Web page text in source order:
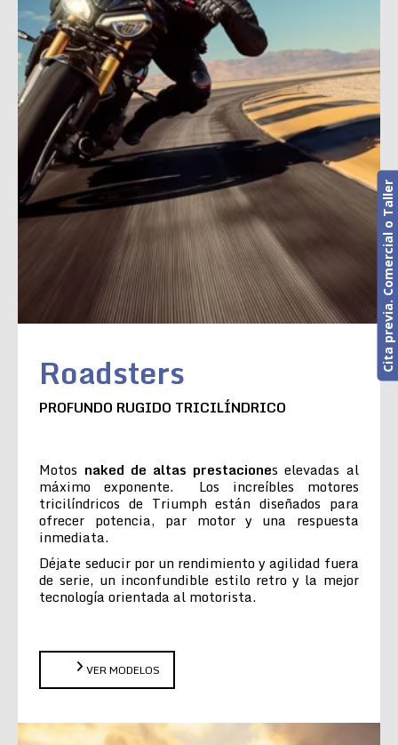
Roadsters
PROFUNDO RUGIDO TRICILÍNDRICO
Motos naked de altas prestaciones elevadas al
máximo exponente. Los increíbles motores
tricilíndricos de Triumph están diseñados para
ofrecer potencia, par motor y una respuesta
inmediata.
Déjate seducir por un rendimiento y agilidad fuera
de serie, un inconfundible estilo retro y la mejor
tecnología orientada al motorista.
VER MODELOS
Cita previa. Comercial o Taller